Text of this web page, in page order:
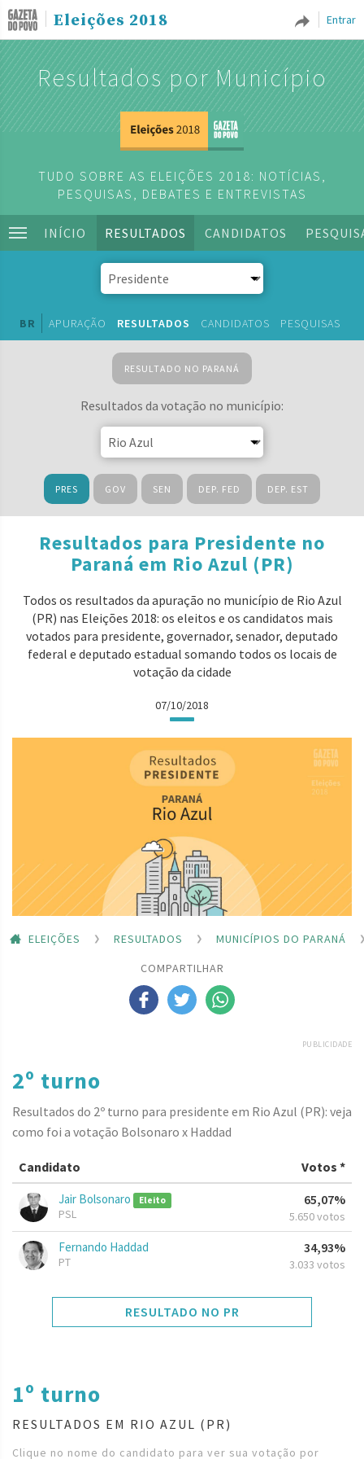
Entrar
Eleições 2018
Resultados por Município
TUDO SOBRE AS ELEIÇÕES 2018: NOTÍCIAS,
PESQUISAS, DEBATES E ENTREVISTAS
INÍCIO RESULTADOS CANDIDATOS
BR APURAÇÃO RESULTADOS CANDIDATOS PESQUISAS
RESULTADO NO PARANÁ
Resultados da votação no município:
PRES GOV SEN DEP. FED DEP. EST
Resultados para Presidente no
Paraná em Rio Azul (PR)
Todos os resultados da apuração no município de Rio Azul
(PR) nas Eleições 2018: os eleitos e os candidatos mais
votados para presidente, governador, senador, deputado
federal e deputado estadual somando todos os locais de
votação da cidade
07/10/2018
ELEIÇÕES RESULTADOS
MUNICÍPIOS DO PARANÁ
COMPARTILHAR
PUBLICIDADE
2º turno
Resultados do 2º turno para presidente em Rio Azul (PR): veja
como foi a votação Bolsonaro x Haddad
Candidato Votos *
Jair Bolsonaro Eleito
PSL
65,07%
5.650 votos
Fernando Haddad
PT
34,93%
3.033 votos
RESULTADO NO PR
1º turno
RESULTADOS EM RIO AZUL (PR)
Clique no nome do candidato para ver sua votação por